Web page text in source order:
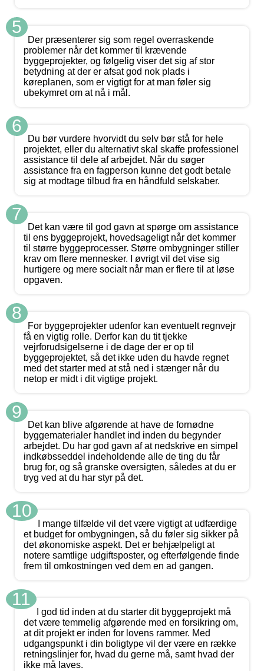
5
Der præsenterer sig som regel overraskende
problemer når det kommer til krævende
byggeprojekter, og følgelig viser det sig af stor
betydning at der er afsat god nok plads i
køreplanen, som er vigtigt for at man føler sig
ubekymret om at nå i mål.
6
Du bør vurdere hvorvidt du selv bør stå for hele
projektet, eller du alternativt skal skaffe professionel
assistance til dele af arbejdet. Når du søger
assistance fra en fagperson kunne det godt betale
sig at modtage tilbud fra en håndfuld selskaber.
7
Det kan være til god gavn at spørge om assistance
til ens byggeprojekt, hovedsageligt når det kommer
til større byggeprocesser. Større ombygninger stiller
krav om flere mennesker. I øvrigt vil det vise sig
hurtigere og mere socialt når man er flere til at løse
opgaven.
8
For byggeprojekter udenfor kan eventuelt regnvejr
få en vigtig rolle. Derfor kan du tit tjekke
vejrforudsigelserne i de dage der er op til
byggeprojektet, så det ikke uden du havde regnet
med det starter med at stå ned i stænger når du
netop er midt i dit vigtige projekt.
9
Det kan blive afgørende at have de fornødne
byggematerialer handlet ind inden du begynder
arbejdet. Du har god gavn af at nedskrive en simpel
indkøbsseddel indeholdende alle de ting du får
brug for, og så granske oversigten, således at du er
tryg ved at du har styr på det.
10
I mange tilfælde vil det være vigtigt at udfærdige
et budget for ombygningen, så du føler sig sikker på
det økonomiske aspekt. Det er behjælpeligt at
notere samtlige udgiftsposter, og efterfølgende finde
frem til omkostningen ved dem en ad gangen.
11
I god tid inden at du starter dit byggeprojekt må
det være temmelig afgørende med en forsikring om,
at dit projekt er inden for lovens rammer. Med
udgangspunkt i din boligtype vil der være en række
retningslinjer for, hvad du gerne må, samt hvad der
ikke må laves.